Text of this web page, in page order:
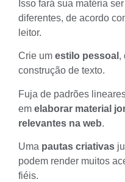
Isso fará sua matéria
diferentes, de acordo
leitor.
Crie um estilo pessoal ,
construção de texto.
Fuja de padrões
em elaborar material
relevantes na web.
Uma pautas criativas
podem render muitos
fiéis.